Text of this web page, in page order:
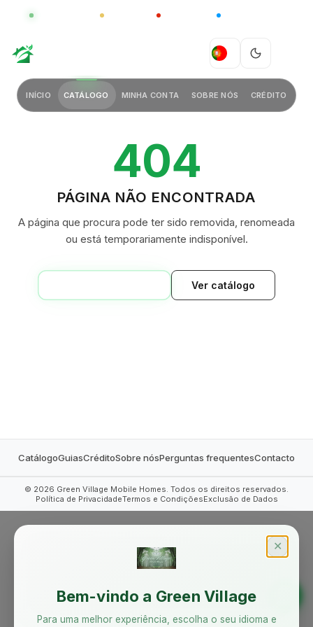
CHINA
PT
INÍCIO CATÁLOGO MINHA CONTA SOBRE NÓS CRÉDITO
404
PÁGINA NÃO ENCONTRADA
A página que procura pode ter sido removida, renomeada
ou está temporariamente indisponível.
Ver catálogo
CatálogoGuiasCréditoSobre nósPerguntas frequentesContacto
© 2026 Green Village Mobile Homes. Todos os direitos reservados.
Política de PrivacidadeTermos e CondiçõesExclusão de Dados
✕
Bem-vindo a Green Village
Para uma melhor experiência, escolha o seu idioma e